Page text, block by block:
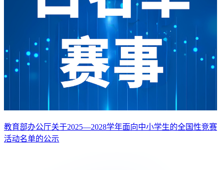
教育部办公厅关于2025—2028学年面向中小学生的全国性竞赛
活动名单的公示